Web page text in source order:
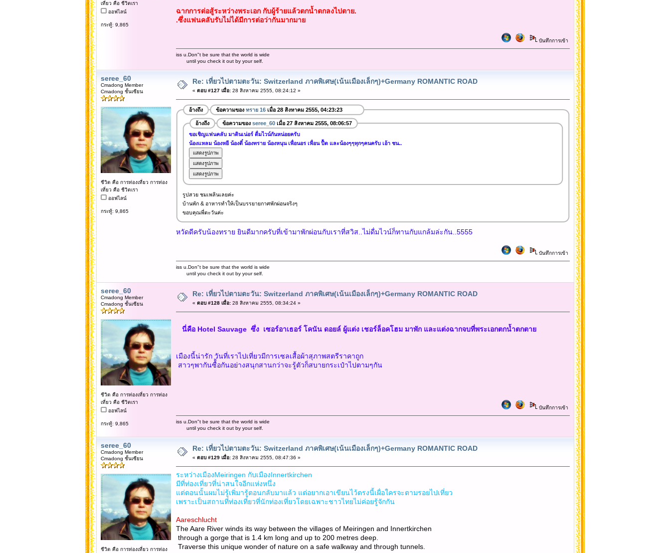
เที่ยว คือ ชีวิตเรา
ออฟไลน์
กระทู้: 9,865
ฉากการต่อสู้ระหว่างพระเอก กับผู้ร้ายแล้วตกน้ำตกลงไปตาย.
.ซึ่งแฟนคลับรับไม่ได้มีการต่อว่ากันมากมาย
บันทึกการเข้า
iss u.Don"t be sure that the world is wide
until you check it out by your self.
seree_60
Cmadong Member
Cmadong ชั้นเซียน
ชีวิต คือ การท่องเที่ยว การท่อง
เที่ยว คือ ชีวิตเรา
ออฟไลน์
กระทู้: 9,865
Re: เที่ยวไปตามตะวัน: Switzerland ภาคพิเศษ(เน้นเมืองเล็กๆ)+Germany ROMANTIC ROAD
« ตอบ #127 เมื่อ:28 สิงหาคม 2555, 08:24:12 »
อ้างถึง ข้อความของ ทราย 16เมื่อ 28 สิงหาคม 2555, 04:23:23
อ้างถึง ข้อความของ seree_60เมื่อ 27 สิงหาคม 2555, 08:06:57
ขอเชิญแฟนคลับ มาดินเน่อร์ ดื่มไวน์กันหน่อยครับ
น้องแหลม น้องหยี น้องตี๋ น้องทราย น้องหนุน เพื่อนอร เพื่อน ปื้ด และน้องๆๆทุกๆคนครับ เอ้า ชน..
รูปสวย ชมเพลินเลยค่ะ
บ้านพัก & อาหารทำให้เป็นบรรยายกาศพักผ่อนจริงๆ
ขอบคุณพี่ตะวันค่ะ
หวัดดีครับน้องทราย ยินดีมากครับที่เข้ามาพักผ่อนกับเราที่สวิส..ไม่ดื่มไวน์ก็ทานกับแกล้มล่ะกัน..5555
บันทึกการเข้า
iss u.Don"t be sure that the world is wide
until you check it out by your self.
seree_60
Cmadong Member
Cmadong ชั้นเซียน
ชีวิต คือ การท่องเที่ยว การท่อง
เที่ยว คือ ชีวิตเรา
ออฟไลน์
กระทู้: 9,865
Re: เที่ยวไปตามตะวัน: Switzerland ภาคพิเศษ(เน้นเมืองเล็กๆ)+Germany ROMANTIC ROAD
« ตอบ #128 เมื่อ:28 สิงหาคม 2555, 08:34:24 »
นี่คือ Hotel Sauvage ซึ่ง เซอร์อาเธอร์ โคนัน ดอยล์ ผู้แต่ง เชอร์ล็อคโฮม มาพัก และแต่งฉากจบที่พระเอกตกน้ำตกตาย
เมืองนี้น่ารัก วันที่เราไปเที่ยวมีการเซลเสื้อผ้าสุภาพสตรีราคาถูก
สาวๆพากันซื้้อกันอย่างสนุกสานกว่าจะรู้ตัวก็สบายกระเป๋าไปตามๆกัน
บันทึกการเข้า
iss u.Don"t be sure that the world is wide
until you check it out by your self.
seree_60
Cmadong Member
Cmadong ชั้นเซียน
ชีวิต คือ การท่องเที่ยว การท่อง
Re: เที่ยวไปตามตะวัน: Switzerland ภาคพิเศษ(เน้นเมืองเล็กๆ)+Germany ROMANTIC ROAD
« ตอบ #129 เมื่อ:28 สิงหาคม 2555, 08:47:36 »
ระหว่างเมืองMeiringen กับเมืองInnertkirchen
มีที่ท่องเที่ยวที่น่าสนใจอีกแห่งหนึ่ง
แต่ตอนนั้นผมไม่รู้เพิ่มารู้ตอนกลับมาแล้ว แต่อยากเอาเขียนไว้ตรงนี้เผื่อใครจะตามรอยไปเที่ยว
เพราะเป็นสถานที่ท่องเที่ยวที่นักท่องเที่ยวโดยเฉพาะชาวไทยไม่ค่อยรู้จักกัน
Aareschlucht
The Aare River winds its way between the villages of Meiringen and Innertkirchen
through a gorge that is 1.4 km long and up to 200 metres deep.
Traverse this unique wonder of nature on a safe walkway and through tunnels.